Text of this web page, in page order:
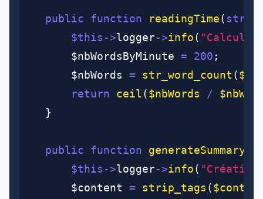
	public
function readingTime(
		$this
->logger->info( "Calcul
		$nbWordsByMinute
= 200 ;
		$nbWords
= str_word_count (
		return
ceil ($nbWords /
	}
	public
function generateSummary
		$this
->logger->info( "Création
		$content
= strip_tags (